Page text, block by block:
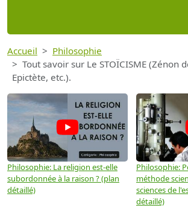
Accueil
Philosophie
Tout savoir sur Le STOÏCISME (Zénon
Epictète, etc.).
Philosophie: La religion est-elle
subordonnée à la raison ? (plan
détaillé)
Philosophie:
méthode
sciences de
détaillé)